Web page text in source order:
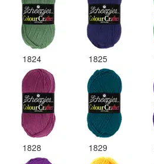
1824 1825
1828 1829